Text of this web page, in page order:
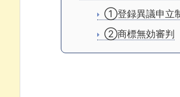
①登録異議申立
②商標無効審判